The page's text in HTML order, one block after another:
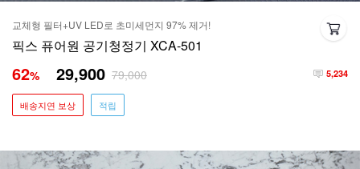
교체형 필터+UV LED로 초미세먼지 97% 제거!
픽스 퓨어원 공기청정기 XCA-501
5,234
62% 29,900 79,000
배송지연 보상 적립